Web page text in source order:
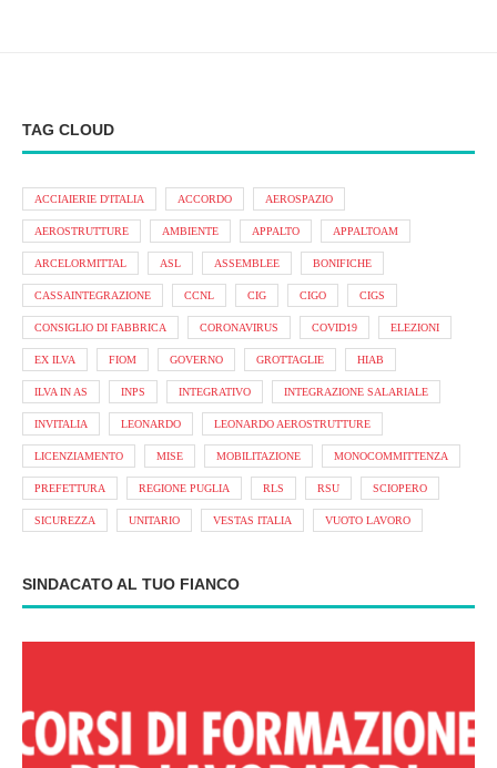
TAG CLOUD
ACCIAIERIE D'ITALIA ACCORDO AEROSPAZIO
AEROSTRUTTURE AMBIENTE APPALTO APPALTOAM
ARCELORMITTAL ASL ASSEMBLEE BONIFICHE
CASSAINTEGRAZIONE CCNL CIG CIGO CIGS
CONSIGLIO DI FABBRICA CORONAVIRUS COVID19 ELEZIONI
EX ILVA FIOM GOVERNO GROTTAGLIE HIAB
ILVA IN AS INPS INTEGRATIVO INTEGRAZIONE SALARIALE
INVITALIA LEONARDO LEONARDO AEROSTRUTTURE
LICENZIAMENTO MISE MOBILITAZIONE MONOCOMMITTENZA
PREFETTURA REGIONE PUGLIA RLS RSU SCIOPERO
SICUREZZA UNITARIO VESTAS ITALIA VUOTO LAVORO
SINDACATO AL TUO FIANCO